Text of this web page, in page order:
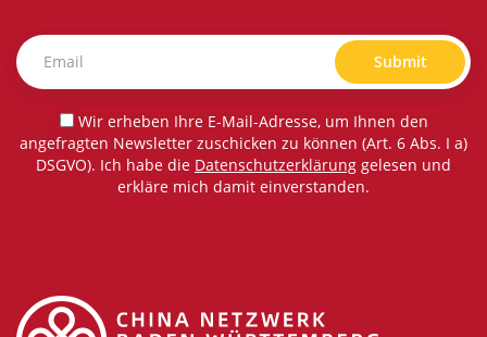
Submit
Wir erheben Ihre E-Mail-Adresse, um Ihnen den
angefragten Newsletter zuschicken zu können (Art. 6 Abs. I a)
DSGVO). Ich habe die Datenschutzerklärung gelesen und
erkläre mich damit einverstanden.